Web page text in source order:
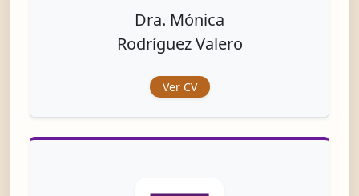
Dra. Mónica
Rodríguez Valero
Ver CV